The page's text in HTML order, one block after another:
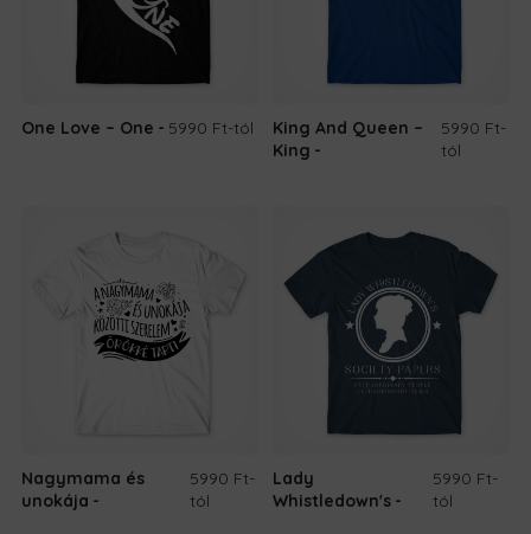
One Love – One 5990 Ft-tól
King And Queen –
King
5990 Ft-
tól
Nagymama és
unokája
5990 Ft-
tól
Lady
Whistledown's
5990 Ft-
tól